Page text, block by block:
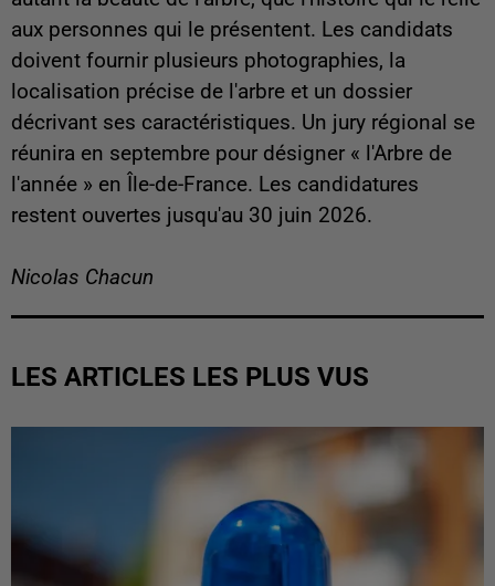
aux personnes qui le présentent. Les candidats
doivent fournir plusieurs photographies, la
localisation précise de l'arbre et un dossier
décrivant ses caractéristiques. Un jury régional se
réunira en septembre pour désigner « l'Arbre de
l'année » en Île-de-France. Les candidatures
restent ouvertes jusqu'au 30 juin 2026.
Nicolas Chacun
LES ARTICLES LES PLUS VUS